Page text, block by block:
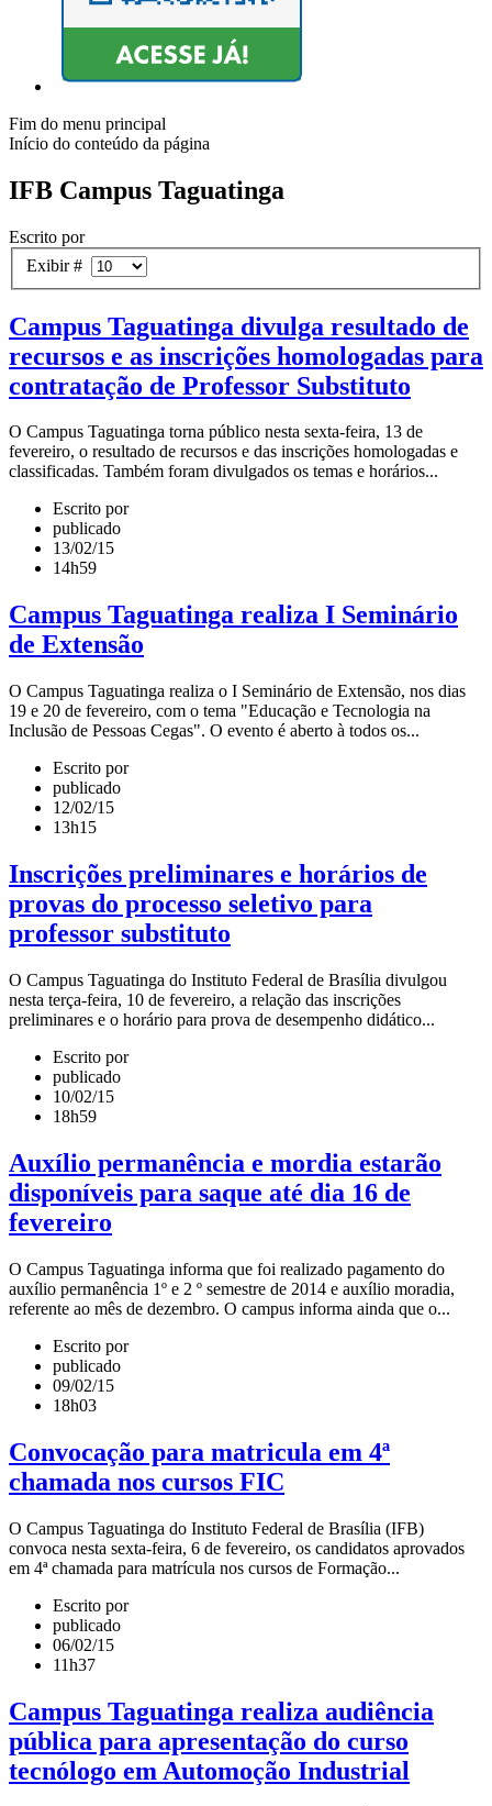
Fim do menu principal
Início do conteúdo da página
IFB Campus Taguatinga
Escrito por
Exibir #
Campus Taguatinga divulga resultado de
recursos e as inscrições homologadas para
contratação de Professor Substituto
O Campus Taguatinga torna público nesta sexta-feira, 13 de
fevereiro, o resultado de recursos e das inscrições homologadas e
classificadas. Também foram divulgados os temas e horários...
Escrito por
publicado
13/02/15
14h59
Campus Taguatinga realiza I Seminário
de Extensão
O Campus Taguatinga realiza o I Seminário de Extensão, nos dias
19 e 20 de fevereiro, com o tema "Educação e Tecnologia na
Inclusão de Pessoas Cegas". O evento é aberto à todos os...
Escrito por
publicado
12/02/15
13h15
Inscrições preliminares e horários de
provas do processo seletivo para
professor substituto
O Campus Taguatinga do Instituto Federal de Brasília divulgou
nesta terça-feira, 10 de fevereiro, a relação das inscrições
preliminares e o horário para prova de desempenho didático...
Escrito por
publicado
10/02/15
18h59
Auxílio permanência e mordia estarão
disponíveis para saque até dia 16 de
fevereiro
O Campus Taguatinga informa que foi realizado pagamento do
auxílio permanência 1º e 2 º semestre de 2014 e auxílio moradia,
referente ao mês de dezembro. O campus informa ainda que o...
Escrito por
publicado
09/02/15
18h03
Convocação para matricula em 4ª
chamada nos cursos FIC
O Campus Taguatinga do Instituto Federal de Brasília (IFB)
convoca nesta sexta-feira, 6 de fevereiro, os candidatos aprovados
em 4ª chamada para matrícula nos cursos de Formação...
Escrito por
publicado
06/02/15
11h37
Campus Taguatinga realiza audiência
pública para apresentação do curso
tecnólogo em Automoção Industrial